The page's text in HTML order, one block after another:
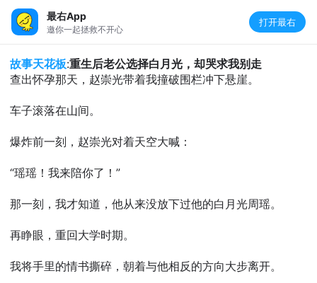
最右App
邀你一起拯救不开心
打开最右
故事天花板:重生后老公选择白月光，却哭求我别走
查出怀孕那天，赵崇光带着我撞破围栏冲下悬崖。
车子滚落在山间。
爆炸前一刻，赵崇光对着天空大喊：
“瑶瑶！我来陪你了！”
那一刻，我才知道，他从来没放下过他的白月光周瑶。
再睁眼，重回大学时期。
我将手里的情书撕碎，朝着与他相反的方向大步离开。